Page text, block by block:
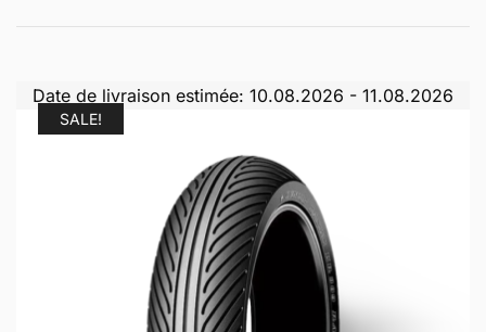
Date de livraison estimée: 10.08.2026 - 11.08.2026
SALE!